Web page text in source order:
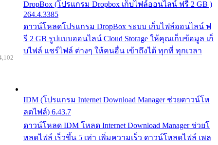
DropBox (โปรแกรม Dropbox เก็บไฟล์ออนไลน์ ฟรี 2 GB )
264.4.3385
ดาวน์โหลดโปรแกรม DropBox ระบบ เก็บไฟล์ออนไลน์ ฟ
รี 2 GB รูปแบบออนไลน์ Cloud Storage ให้คุณเก็บข้อมูล เก็
บไฟล์ แชร์ไฟล์ ต่างๆ ให้คนอื่น เข้าถึงได้ ทุกที่ ทุกเวลา
IDM (โปรแกรม Internet Download Manager ช่วยดาวน์โห
ลดไฟล์) 6.43.7
ดาวน์โหลด IDM โหลด Internet Download Manager ช่วยโ
หลดไฟล์ เร็วขึ้น 5 เท่า เพิ่มความเร็ว ดาวน์โหลดไฟล์ เพล